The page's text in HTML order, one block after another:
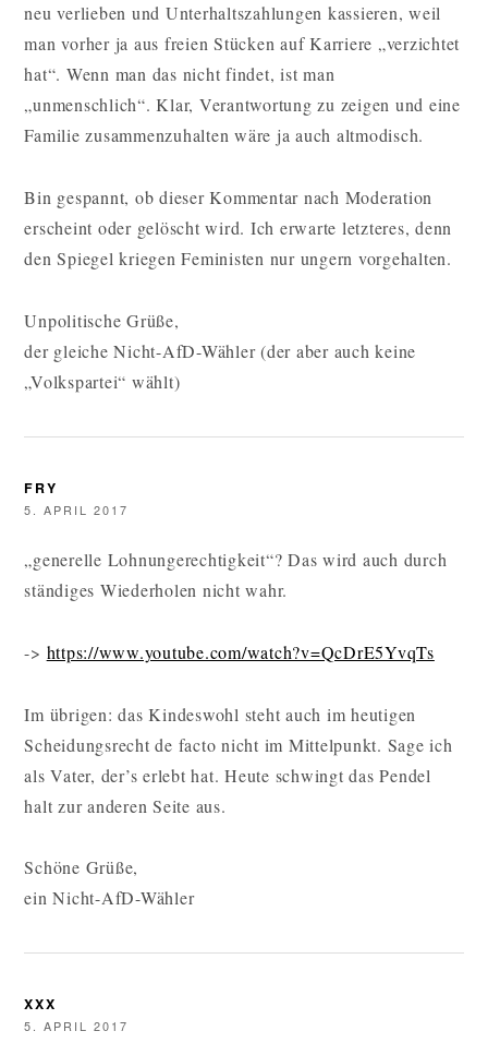
neu verlieben und Unterhaltszahlungen kassieren, weil
man vorher ja aus freien Stücken auf Karriere „verzichtet
hat“. Wenn man das nicht findet, ist man
„unmenschlich“. Klar, Verantwortung zu zeigen und eine
Familie zusammenzuhalten wäre ja auch altmodisch.
Bin gespannt, ob dieser Kommentar nach Moderation
erscheint oder gelöscht wird. Ich erwarte letzteres, denn
den Spiegel kriegen Feministen nur ungern vorgehalten.
Unpolitische Grüße,
der gleiche Nicht-AfD-Wähler (der aber auch keine
„Volkspartei“ wählt)
FRY
5. APRIL 2017
„generelle Lohnungerechtigkeit“? Das wird auch durch
ständiges Wiederholen nicht wahr.
-> https://www.youtube.com/watch?v=QcDrE5YvqTs
Im übrigen: das Kindeswohl steht auch im heutigen
Scheidungsrecht de facto nicht im Mittelpunkt. Sage ich
als Vater, der’s erlebt hat. Heute schwingt das Pendel
halt zur anderen Seite aus.
Schöne Grüße,
ein Nicht-AfD-Wähler
XXX
5. APRIL 2017